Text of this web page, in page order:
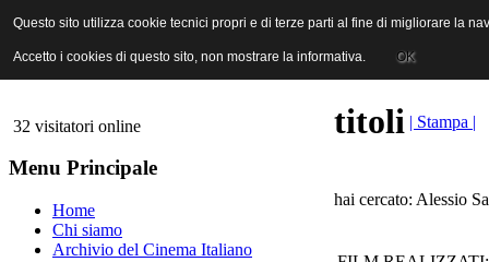
ANICA | Associazione Nazionale Industrie Cinematografiche
32 visitatori online
Menu Principale
Home
Chi siamo
Archivio del Cinema Italiano
titoli | Stampa |
hai cercato: Alessio
Questo sito utilizza cookie tecnici propri e di terze parti al fine di migliorare la
Accetto i cookies di questo sito, non mostrare la informativa. OK
Questo sito utilizza cookie tecnici propri e di terze parti al fine di migliorare la
Accetto i cookies di questo sito, non mostrare la informativa. OK